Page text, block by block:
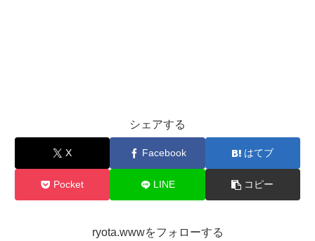
シェアする
X Facebook はてブ
Pocket LINE コピー
ryota.wwwをフォローする